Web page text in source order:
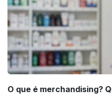
O que é merchandising?